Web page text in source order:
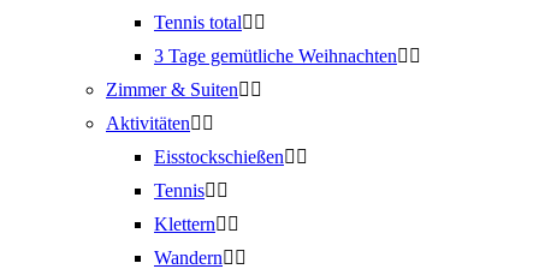
Tennis total
3 Tage gemütliche Weihnachten
Zimmer & Suiten
Aktivitäten
Eisstockschießen
Tennis
Klettern
Wandern